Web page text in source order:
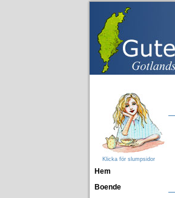
Klicka för slumpsidor
Hem
Boende